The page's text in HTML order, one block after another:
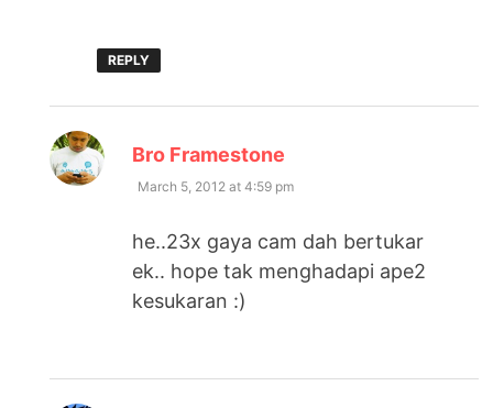
REPLY
Bro Framestone
March 5, 2012 at 4:59 pm
he..23x gaya cam dah bertukar
ek.. hope tak menghadapi ape2
kesukaran :)